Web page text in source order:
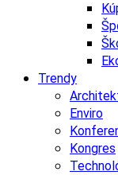
Trendy
Enviro
Kongres